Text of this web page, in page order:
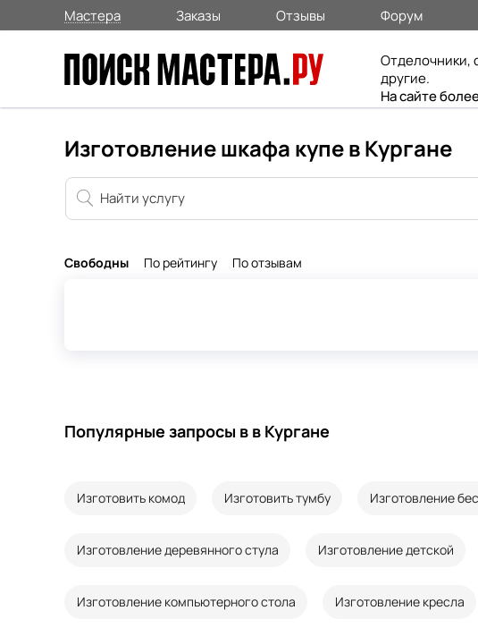
Мастера Заказы Отзывы Форум
Отделочники,
другие.
На сайте
Изготовление шкафа купе в Кургане
Свободны По рейтингу По отзывам
Популярные запросы в в Кургане
Изготовить комод Изготовить тумбу Изготовление
Изготовление деревянного стула Изготовление детской
Изготовление компьютерного стола Изготовление кресла